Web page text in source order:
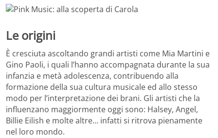
Le origini
È cresciuta ascoltando grandi artisti come Mia Martini e
Gino Paoli, i quali l’hanno accompagnata durante la sua
infanzia e metà adolescenza, contribuendo alla
formazione della sua cultura musicale ed allo stesso
modo per l’interpretazione dei brani. Gli artisti che la
influenzano maggiormente oggi sono: Halsey, Angel,
Billie Eilish e molte altre… infatti si ritrova pienamente
nel loro mondo.